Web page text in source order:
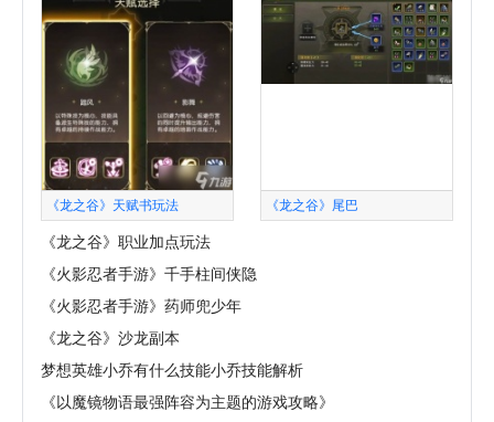
《龙之谷》天赋书玩法 《龙之谷》尾巴
《龙之谷》职业加点玩法
《火影忍者手游》千手柱间侠隐
《火影忍者手游》药师兜少年
《龙之谷》沙龙副本
梦想英雄小乔有什么技能小乔技能解析
《以魔镜物语最强阵容为主题的游戏攻略》